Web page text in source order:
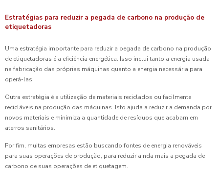
Estratégias para reduzir a pegada de carbono na produção de
etiquetadoras
Uma estratégia importante para reduzir a pegada de carbono na produção
de etiquetadoras é a eficiência energética. Isso inclui tanto a energia usada
na fabricação das próprias máquinas quanto a energia necessária para
operá-las.
Outra estratégia é a utilização de materiais reciclados ou facilmente
recicláveis na produção das máquinas. Isto ajuda a reduzir a demanda por
novos materiais e minimiza a quantidade de resíduos que acabam em
aterros sanitários.
Por fim, muitas empresas estão buscando fontes de energia renováveis
para suas operações de produção, para reduzir ainda mais a pegada de
carbono de suas operações de etiquetagem.